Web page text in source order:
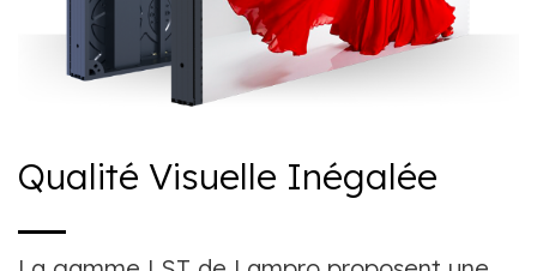
Qualité Visuelle Inégalée